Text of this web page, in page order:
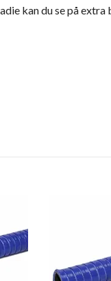
kan du se på